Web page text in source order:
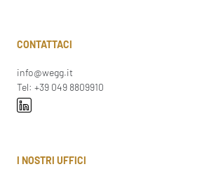
CONTATTACI
info@wegg.it
Tel: +39 049 8809910
I NOSTRI UFFICI